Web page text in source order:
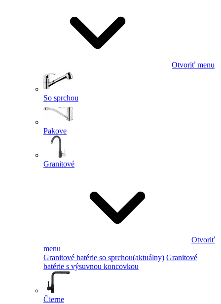
Otvoriť menu
So sprchou
Pakove
Granitové
Otvoriť
menu
Granitové batérie so sprchou(aktuálny) Granitové
batérie s výsuvnou koncovkou
Čierne